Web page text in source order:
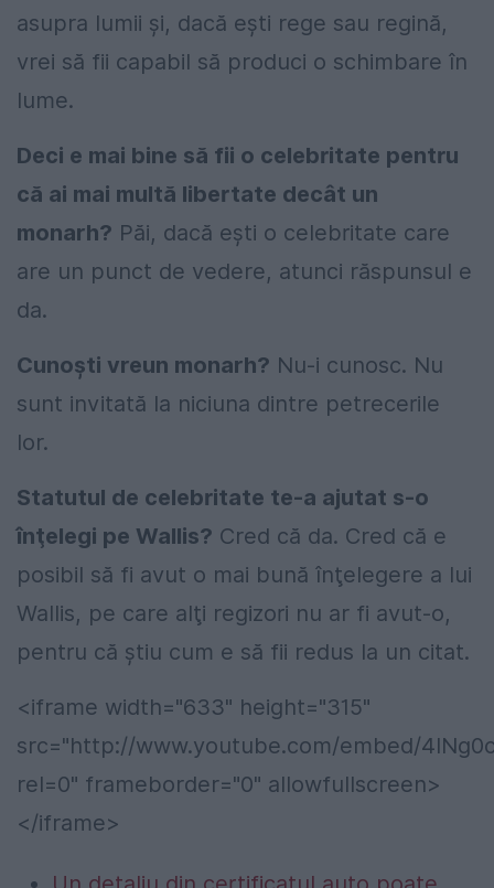
asupra lumii şi, dacă eşti rege sau regină,
vrei să fii capabil să produci o schimbare în
lume.
Deci e mai bine să fii o celebritate pentru
că ai mai multă libertate decât un
monarh? Păi, dacă eşti o celebritate care
are un punct de vedere, atunci răspunsul e
da.
Cunoşti vreun monarh? Nu-i cunosc. Nu
sunt invitată la niciuna dintre petrecerile
lor.
Statutul de celebritate te-a ajutat s-o
înţelegi pe Wallis? Cred că da. Cred că e
posibil să fi avut o mai bună înţelegere a lui
Wallis, pe care alţi regizori nu ar fi avut-o,
pentru că ştiu cum e să fii redus la un citat.
<iframe width="633" height="315"
src="http://www.youtube.com/embed/
rel=0" frameborder="0" allowfullscreen>
</iframe>